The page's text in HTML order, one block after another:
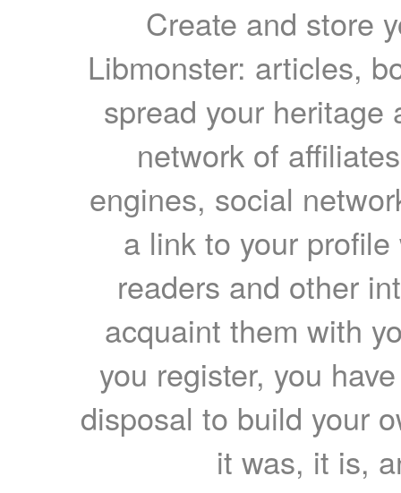
Create and store
Libmonster: articles,
spread your heritage
network of
engines, social
a link to your
readers and other
acquaint them with
you register, you
disposal to build your
it was, it is,